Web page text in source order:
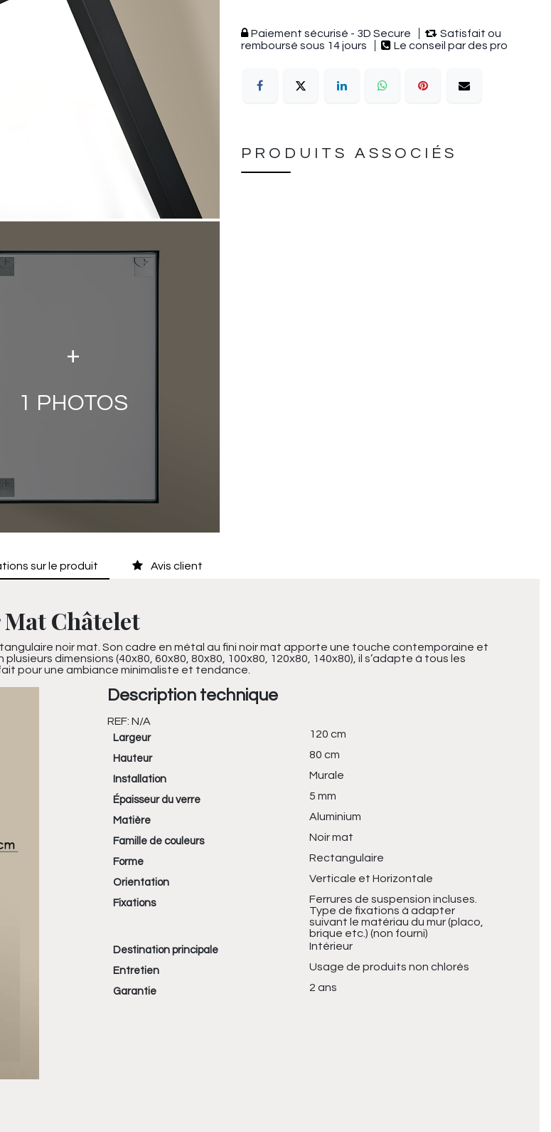
+
1 PHOTOS
Paiement sécurisé - 3D Secure
Satisfait ou
remboursé sous 14 jours
Le conseil par des pro
PRODUITS ASSOCIÉS
sur le produit Avis client
Châtelet
noir mat. Son cadre en métal au fini noir mat apporte une touche contemporaine et
dimensions (40x80, 60x80, 80x80, 100x80, 120x80, 140x80), il s’adapte à tous les
pour une ambiance minimaliste et tendance.
Description technique
REF: N/A
Largeur 120 cm
Hauteur 80 cm
Installation Murale
Épaisseur du verre 5 mm
Matière Aluminium
Famille de couleurs Noir mat
Forme Rectangulaire
Orientation Verticale et Horizontale
Fixations
Ferrures de suspension incluses.
Type de fixations à adapter
suivant le matériau du mur (placo,
brique etc.) (non fourni)
Destination principale Intérieur
Entretien Usage de produits non chlorés
Garantie 2 ans